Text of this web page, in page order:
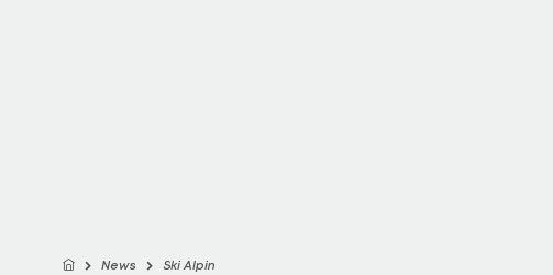
News Ski Alpin